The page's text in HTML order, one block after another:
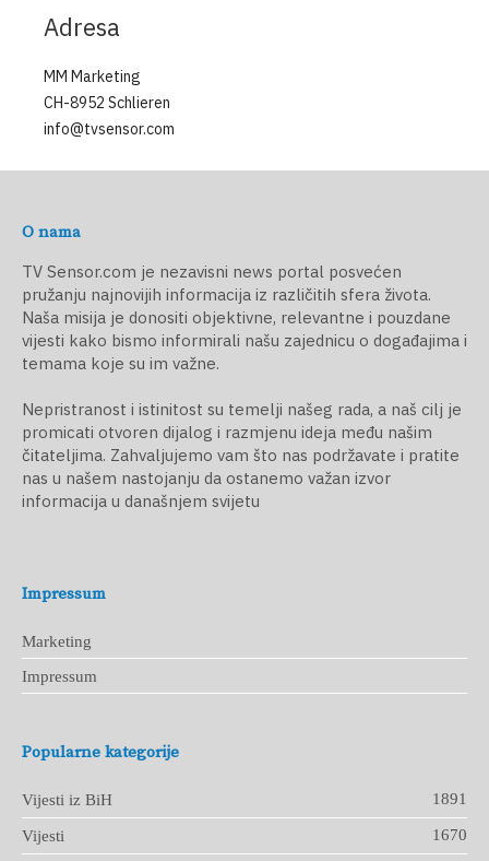
Adresa
MM Marketing
CH-8952 Schlieren
info@tvsensor.com
O nama
TV Sensor.com je nezavisni news portal posvećen
pružanju najnovijih informacija iz različitih sfera života.
Naša misija je donositi objektivne, relevantne i pouzdane
vijesti kako bismo informirali našu zajednicu o događajima i
temama koje su im važne.
Nepristranost i istinitost su temelji našeg rada, a naš cilj je
promicati otvoren dijalog i razmjenu ideja među našim
čitateljima. Zahvaljujemo vam što nas podržavate i pratite
nas u našem nastojanju da ostanemo važan izvor
informacija u današnjem svijetu
Impressum
Marketing
Impressum
Popularne kategorije
Vijesti iz BiH 1891
Vijesti 1670